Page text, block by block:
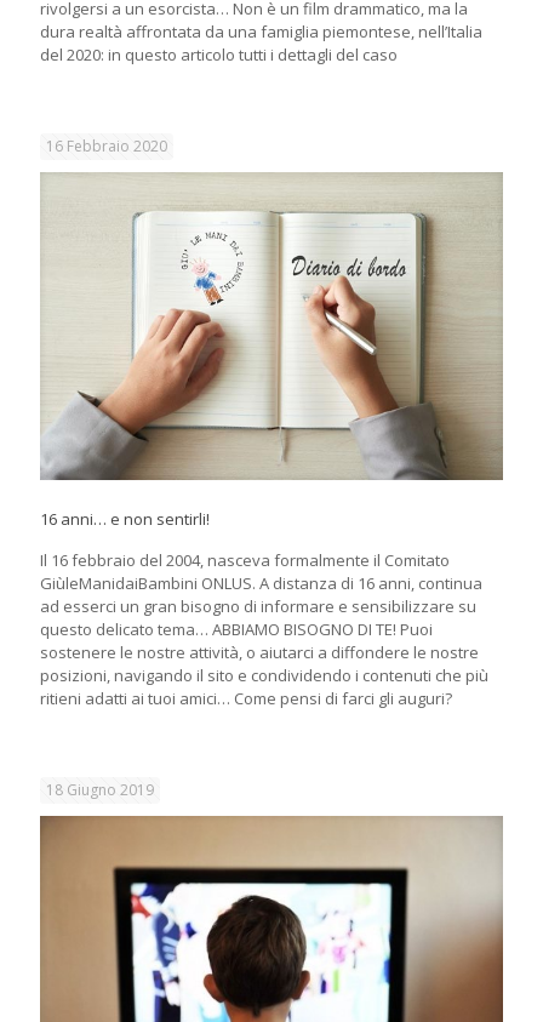
rivolgersi a un esorcista… Non è un film drammatico, ma la
dura realtà affrontata da una famiglia piemontese, nell’Italia
del 2020: in questo articolo tutti i dettagli del caso
16 Febbraio 2020
16 anni… e non sentirli!
Il 16 febbraio del 2004, nasceva formalmente il Comitato
GiùleManidaiBambini ONLUS. A distanza di 16 anni, continua
ad esserci un gran bisogno di informare e sensibilizzare su
questo delicato tema… ABBIAMO BISOGNO DI TE! Puoi
sostenere le nostre attività, o aiutarci a diffondere le nostre
posizioni, navigando il sito e condividendo i contenuti che più
ritieni adatti ai tuoi amici… Come pensi di farci gli auguri?
18 Giugno 2019